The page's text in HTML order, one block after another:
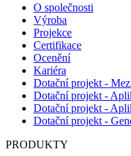
O společnosti
Výroba
Projekce
Certifikace
Ocenění
Kariéra
Dotační projekt -
Dotační projekt -
Dotační projekt -
Dotační projekt -
PRODUKTY